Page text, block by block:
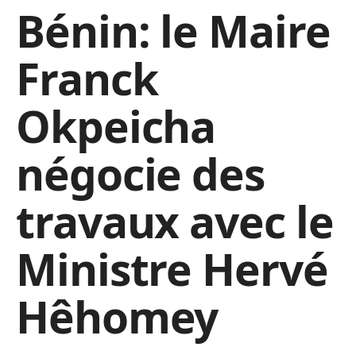
Bénin: le Maire
Franck
Okpeicha
négocie des
travaux avec le
Ministre Hervé
Hêhomey